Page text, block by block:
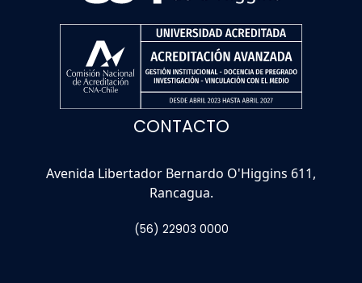
CONTACTO
Avenida Libertador Bernardo O'Higgins 611,
Rancagua.
(56) 22903 0000